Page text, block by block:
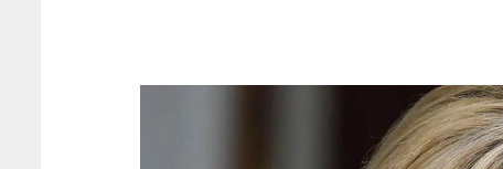
« Papy toi même
affrontera
combat de
Cirque du